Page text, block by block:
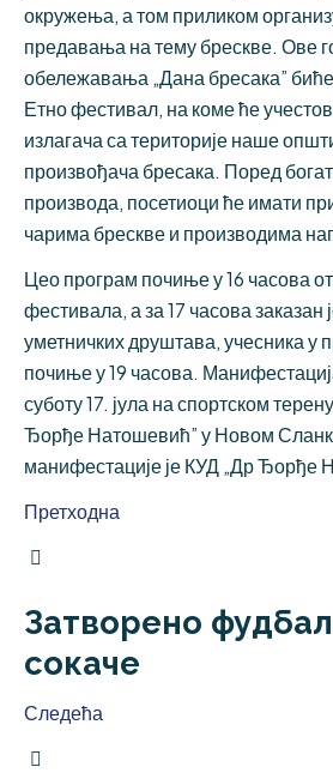
окружења, а том приликом
предавања на тему брескве. Ове
обележавања „Дана бресака”
Етно фестивал, на коме ће
излагача са територије наше
произвођача бресака. Поред
производа, посетиоци ће имати
чарима брескве и производима
Цео програм почиње у 16 часова
фестивала, а за 17 часова
уметничких друштава, учесника у
почиње у 19 часова.
суботу 17. јула на спортском
Ђорђе Натошевић” у Новом
манифестације је КУД „Др Ђорђе
Претходна
Затворено
сокаче
Следећа